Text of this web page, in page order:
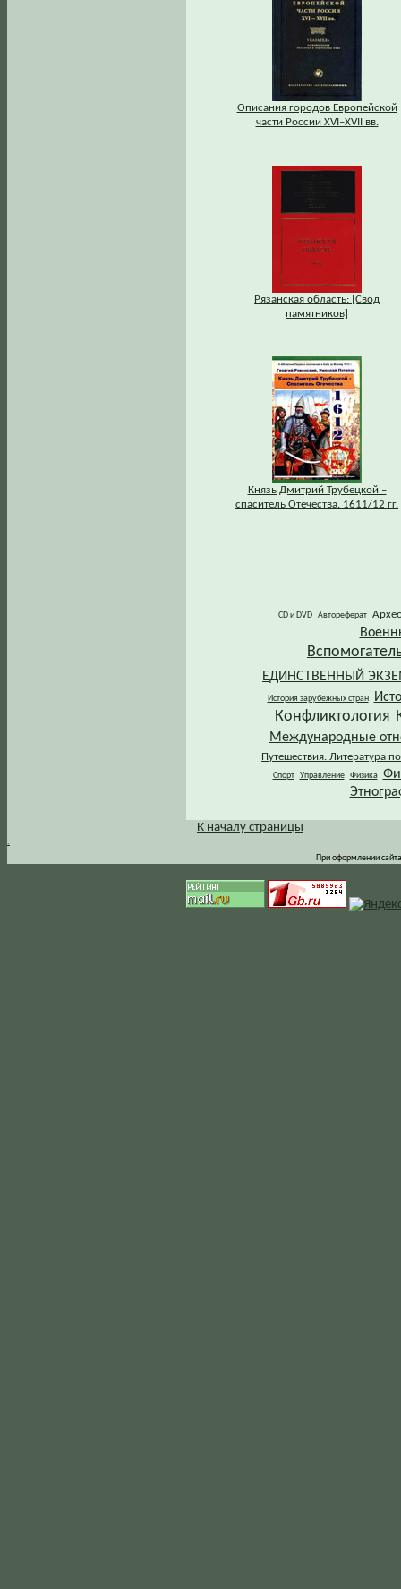
Описания городов Европейской
части России XVI–XVII вв.
Рязанская область: [Свод
памятников]
Князь Дмитрий Трубецкой –
спаситель Отечества. 1611/12 гг.
CD и DVD Автореферат
ЕДИНСТВЕННЫЙ
История зарубежных стран
Конфликтология
Международные
Путешествия. Литература
Спорт Управление Физика
.
К началу страницы
При оформлении